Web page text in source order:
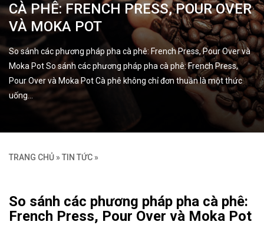
CÀ PHÊ: FRENCH PRESS, POUR OVER
VÀ MOKA POT
So sánh các phương pháp pha cà phê: French Press, Pour Over và
Moka Pot So sánh các phương pháp pha cà phê: French Press,
Pour Over và Moka Pot Cà phê không chỉ đơn thuần là một thức
uống…
TRANG CHỦ » TIN TỨC »
So sánh các phương pháp pha cà phê:
French Press, Pour Over và Moka Pot